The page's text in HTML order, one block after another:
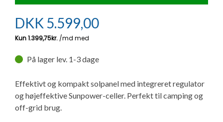
Adria Astella
Next
Hobby Prestige
Hobby Maxia
Ny campingvogn - godt at vide
Lille campingvogn
Finansiering af campingvogn
Forsikring af campingvogn
Vil du sælge din campingvogn?
Brugte telte og udstyr
Isabella fortelte
Adria Coral
Adria Compact
Internet i campingvognen
Aircondition og klimaanlæg
Gas-komfort i din campingvogn
E-trailer kontrol- og sikkerhedsapp
GRØN Virksomhed
Klagemuligheder
DKK 5.599,00
På lager lev. 1-3 dage
Effektivt og kompakt solpanel med integreret regulator
og højeffektive Sunpower-celler. Perfekt til camping og
off-grid brug.